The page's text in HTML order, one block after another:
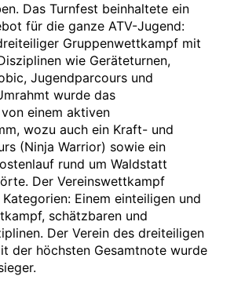
Das Turnfest beinhaltete ein
für die ganze ATV-Jugend:
Gruppenwettkampf mit
wie Geräteturnen,
Jugendparcours und
wurde das
einem aktiven
wozu auch ein Kraft- und
(Ninja Warrior) sowie ein
rund um Waldstatt
Der Vereinswettkampf
Einem einteiligen und
schätzbaren und
Der Verein des dreiteiligen
der höchsten Gesamtnote wurde